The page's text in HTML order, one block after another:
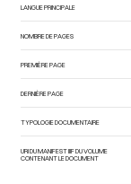
LANGUE PRINCIPALE
NOMBRE DE PAGES
PREMIÈRE PAGE
DERNIÈRE PAGE
TYPOLOGIE DOCUMENTAIRE
URI DU MANIFEST IIIF DU VOLUME
CONTENANT LE DOCUMENT